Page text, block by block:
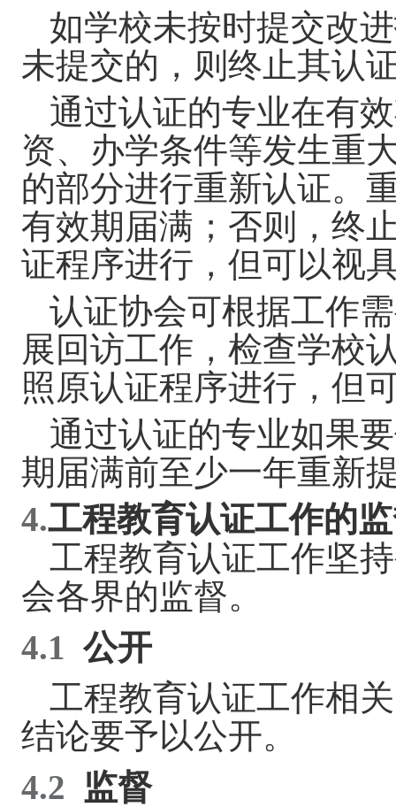
如学校未按时提交改
未提交的，则终止其认
通过认证的专业在有
资、办学条件等发生重
的部分进行重新认证。
有效期届满；否则，终
证程序进行，但可以视
认证协会可根据工作
展回访工作，检查学校
照原认证程序进行，但
通过认证的专业如果
期届满前至少一年重新
4.工程教育认证工作的
工程教育认证工作坚
会各界的监督。
4.1 公开
工程教育认证工作相
结论要予以公开。
4.2
监督